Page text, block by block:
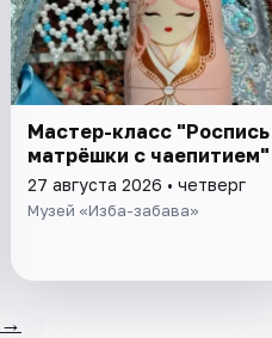
Мастер-класс "Роспись
матрёшки с чаепитием"
27 августа 2026 • четверг
Музей «Изба-забава»
→